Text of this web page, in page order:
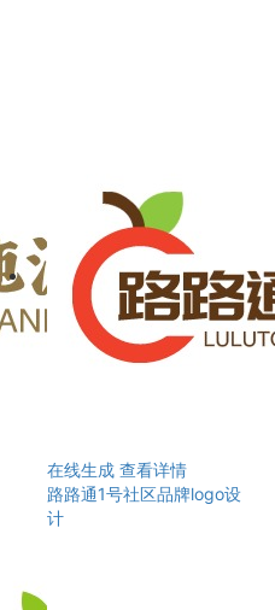
在线生成 查看详情
路路通1号社区品牌logo设
计